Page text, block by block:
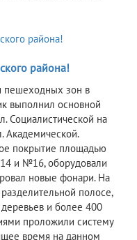
района!
пешеходных зон в
выполнил основной
Социалистической на
Академической.
покрытие площадью
и №16, оборудовали
новые фонари. На
полосе,
и более 400
проложили систему
время на данном